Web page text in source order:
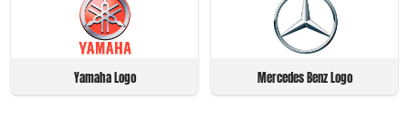
Yamaha Logo Mercedes Benz Logo